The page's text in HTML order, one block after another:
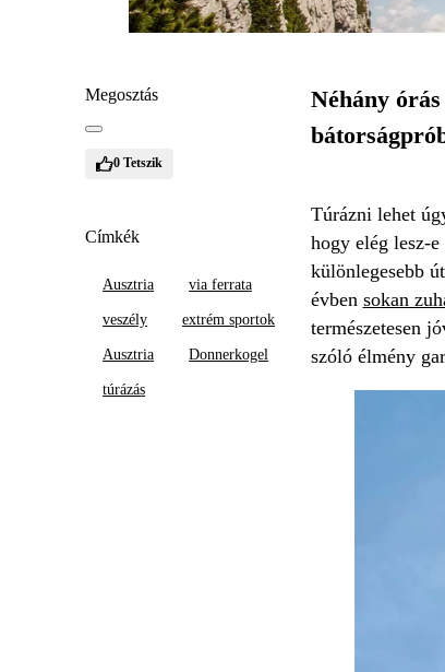
Megosztás
0 Tetszik
Címkék
Ausztria via ferrata
veszély extrém sportok
Ausztria Donnerkogel
túrázás
Néhány
Túrázni lehet
hogy elég lesz-
különlegesebb
évben sokan
természetesen
szóló élmény